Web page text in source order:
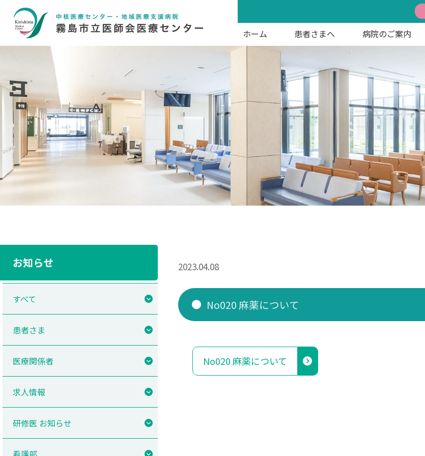
ホーム
患者さまへ 病院のご案内
お知らせ
すべて
患者さま
医療関係者
求人情報
研修医 お知らせ
2023.04.08
No020 麻薬について
No020 麻薬について